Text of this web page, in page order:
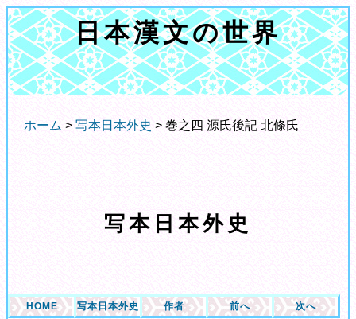
日本漢文の世界
写本日本外史
HOME 写本日本外史 作者 前へ 次へ
ホーム > 写本日本外史 > 巻之四 源氏後記 北條氏